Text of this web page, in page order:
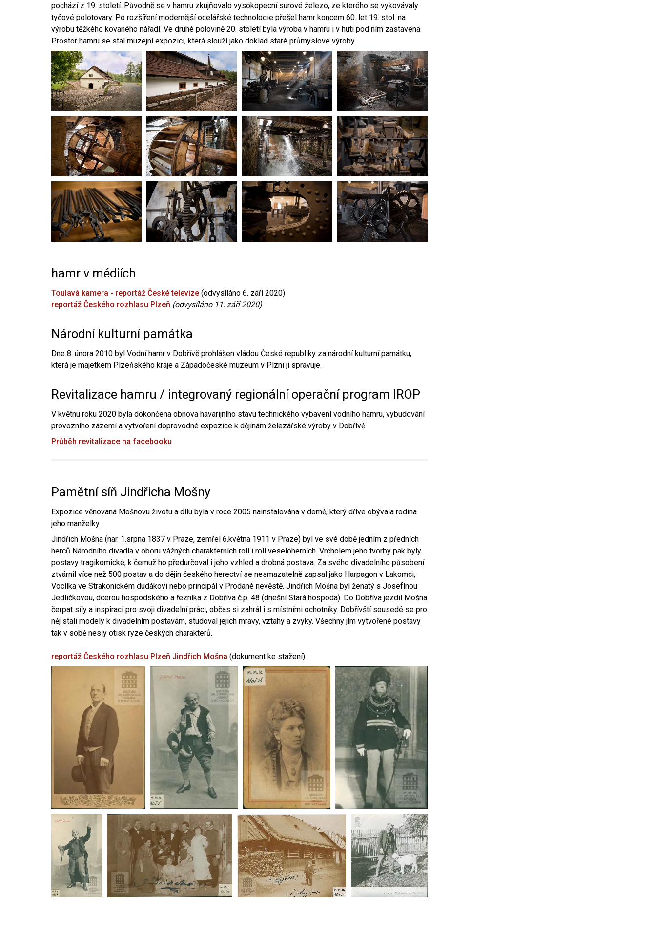
pochází z 19. století. Původně se v hamru zkujňovalo vysokopecní surové železo, ze kterého se vykovávaly
tyčové polotovary. Po rozšíření modernější ocelářské technologie přešel hamr koncem 60. let 19. stol. na
výrobu těžkého kovaného nářadí. Ve druhé polovině 20. století byla výroba v hamru i v huti pod ním zastavena.
Prostor hamru se stal muzejní expozicí, která slouží jako doklad staré průmyslové výroby.
hamr v médiích
Toulavá kamera - reportáž České televize (odvysíláno 6. září 2020)
reportáž Českého rozhlasu Plzeň (odvysíláno 11. září 2020)
Národní kulturní památka
Dne 8. února 2010 byl Vodní hamr v Dobřívě prohlášen vládou České republiky za národní kulturní památku,
která je majetkem Plzeňského kraje a Západočeské muzeum v Plzni ji spravuje.
Revitalizace hamru / integrovaný regionální operační program IROP
V květnu roku 2020 byla dokončena obnova havarijního stavu technického vybavení vodního hamru, vybudování
provozního zázemí a vytvoření doprovodné expozice k dějinám železářské výroby v Dobřívě.
Průběh revitalizace na facebooku
Pamětní síň Jindřicha Mošny
Expozice věnovaná Mošnovu životu a dílu byla v roce 2005 nainstalována v domě, který dříve obývala rodina
jeho manželky.
Jindřich Mošna (nar. 1.srpna 1837 v Praze, zemřel 6.května 1911 v Praze) byl ve své době jedním z předních
herců Národního divadla v oboru vážných charakterních rolí i rolí veseloherních. Vrcholem jeho tvorby pak byly
postavy tragikomické, k čemuž ho předurčoval i jeho vzhled a drobná postava. Za svého divadelního působení
ztvárnil více než 500 postav a do dějin českého herectví se nesmazatelně zapsal jako Harpagon v Lakomci,
Vocílka ve Strakonickém dudákovi nebo principál v Prodané nevěstě. Jindřich Mošna byl ženatý s Josefínou
Jedličkovou, dcerou hospodského a řezníka z Dobříva č.p. 48 (dnešní Stará hospoda). Do Dobříva jezdil Mošna
čerpat síly a inspiraci pro svoji divadelní práci, občas si zahrál i s místními ochotníky. Dobřívští sousedé se pro
něj stali modely k divadelním postavám, studoval jejich mravy, vztahy a zvyky. Všechny jím vytvořené postavy
tak v sobě nesly otisk ryze českých charakterů.
reportáž Českého rozhlasu Plzeň Jindřich Mošna (dokument ke stažení)